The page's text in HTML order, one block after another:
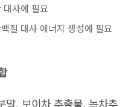
대사에 필요
질 대사 에너지 생성에 필요
말, 보이차 추출물, 녹차추